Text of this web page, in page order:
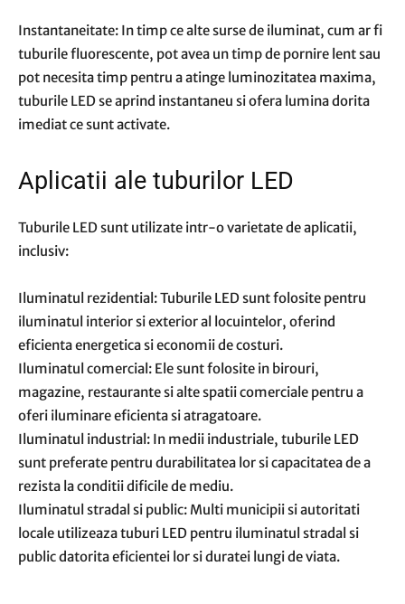
Instantaneitate: In timp ce alte surse de iluminat, cum ar fi
tuburile fluorescente, pot avea un timp de pornire lent sau
pot necesita timp pentru a atinge luminozitatea maxima,
tuburile LED se aprind instantaneu si ofera lumina dorita
imediat ce sunt activate.
Aplicatii ale tuburilor LED
Tuburile LED sunt utilizate intr-o varietate de aplicatii,
inclusiv:
Iluminatul rezidential: Tuburile LED sunt folosite pentru
iluminatul interior si exterior al locuintelor, oferind
eficienta energetica si economii de costuri.
Iluminatul comercial: Ele sunt folosite in birouri,
magazine, restaurante si alte spatii comerciale pentru a
oferi iluminare eficienta si atragatoare.
Iluminatul industrial: In medii industriale, tuburile LED
sunt preferate pentru durabilitatea lor si capacitatea de a
rezista la conditii dificile de mediu.
Iluminatul stradal si public: Multi municipii si autoritati
locale utilizeaza tuburi LED pentru iluminatul stradal si
public datorita eficientei lor si duratei lungi de viata.